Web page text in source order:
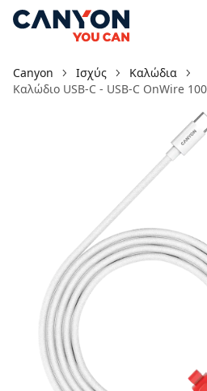
Canyon Ισχύς
Καλώδια
Καλώδιο USB-C - USB-C OnWire